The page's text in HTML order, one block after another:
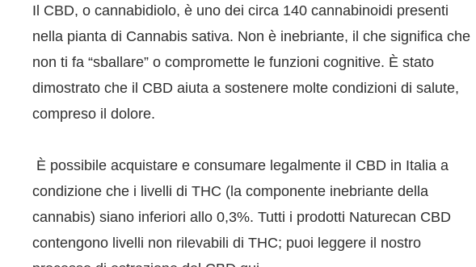
Il CBD, o cannabidiolo, è uno dei circa 140 cannabinoidi presenti
nella pianta di Cannabis sativa. Non è inebriante, il che significa che
non ti fa “sballare” o compromette le funzioni cognitive. È stato
dimostrato che il CBD aiuta a sostenere molte condizioni di salute,
compreso il dolore.
È possibile acquistare e consumare legalmente il CBD in Italia a
condizione che i livelli di THC (la componente inebriante della
cannabis) siano inferiori allo 0,3%. Tutti i prodotti Naturecan CBD
contengono livelli non rilevabili di THC; puoi leggere il nostro